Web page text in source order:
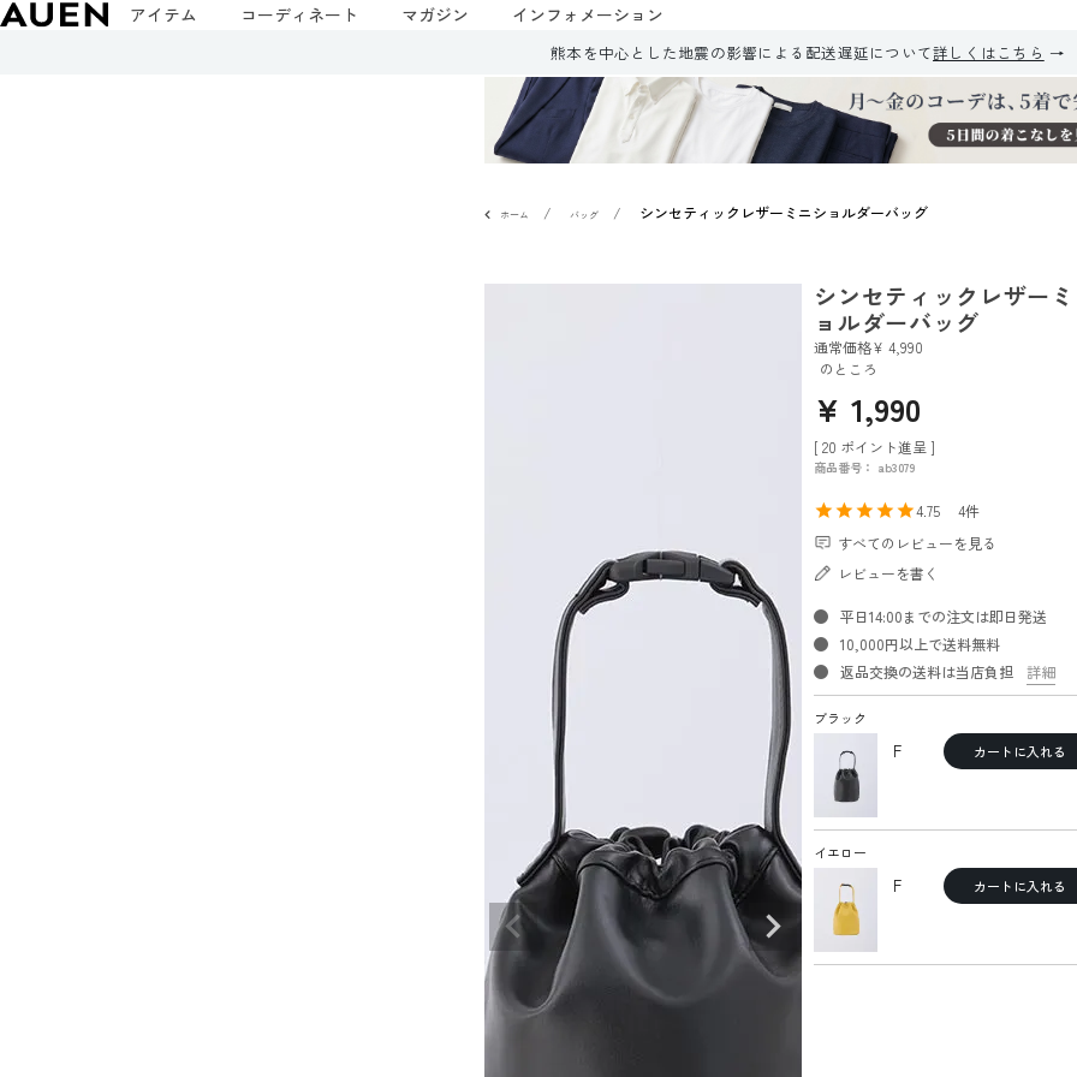
アイテム コーディネート マガジン インフォメーション
熊本を中心とした地震の影響による配送遅延について詳しくはこちら
ホーム バッグ シンセティックレザーミニショルダーバッグ
シンセティックレザー
ョルダーバッグ
通常価格¥ 4,990
のところ
¥ 1,990
[ 20 ポイント進呈 ]
商品番号 ab3079
4.75
4
すべてのレビューを見る
レビューを書く
平日14:00までの注文は即日発送
10,000円以上で送料無料
返品交換の送料は当店負担
詳細
ブラック
F カートに入れる
イエロー
F カートに入れる